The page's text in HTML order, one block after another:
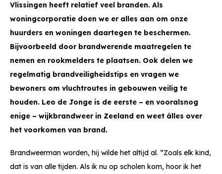
Vlissingen heeft relatief veel branden. Als
woningcorporatie doen we er alles aan om onze
huurders en woningen daartegen te beschermen.
Bijvoorbeeld door brandwerende maatregelen te
nemen en rookmelders te plaatsen. Ook delen we
regelmatig brandveiligheidstips en vragen we
bewoners om vluchtroutes in gebouwen veilig te
houden. Leo de Jonge is de eerste – en vooralsnog
enige – wijkbrandweer in Zeeland en weet álles over
het voorkomen van brand.
Brandweerman worden, hij wilde het altijd al. “Zoals elk kind,
dat is van alle tijden. Als ik nu op scholen kom, hoor ik het